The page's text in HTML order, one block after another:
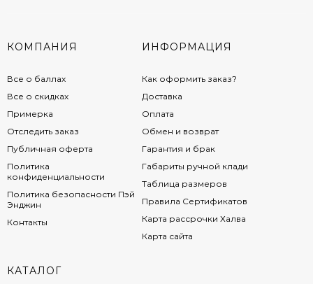
КОМПАНИЯ
Все о баллах
Все о скидках
Примерка
Отследить заказ
Публичная оферта
Политика
конфиденциальности
Политика безопасности Пэй
Энджин
Контакты
ИНФОРМАЦИЯ
Как оформить заказ?
Доставка
Оплата
Обмен и возврат
Гарантия и брак
Габариты ручной клади
Таблица размеров
Правила Сертификатов
Карта рассрочки Халва
Карта сайта
КАТАЛОГ